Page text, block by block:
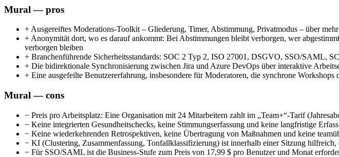
Mural — pros
+ Ausgereiftes Moderations-Toolkit – Gliederung, Timer, Abstimmung, Privatmodus – über
+ Anonymität dort, wo es darauf ankommt: Bei Abstimmungen bleibt verborgen, wer
verborgen bleiben
+ Branchenführende Sicherheitsstandards: SOC 2 Typ 2, ISO 27001, DSGVO, SSO/SAML,
+ Die bidirektionale Synchronisierung zwischen Jira und Azure DevOps über interaktive
+ Eine ausgefeilte Benutzererfahrung, insbesondere für Moderatoren, die synchrone Workshops
Mural — cons
− Preis pro Arbeitsplatz: Eine Organisation mit 24 Mitarbeitern zahlt im „Team+“-Tarif
− Keine integrierten Gesundheitschecks, keine Stimmungserfassung und keine langfristige
− Keine wiederkehrenden Retrospektiven, keine Übertragung von Maßnahmen und keine
− KI (Clustering, Zusammenfassung, Tonfallklassifizierung) ist innerhalb einer Sitzung
− Für SSO/SAML ist die Business-Stufe zum Preis von 17,99 $ pro Benutzer und Monat